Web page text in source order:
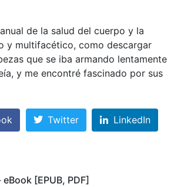
de la salud del cuerpo y la
y multifacético, como descargar
que se iba armando lentamente
y me encontré fascinado por sus
Twitter LinkedIn
[EPUB, PDF]